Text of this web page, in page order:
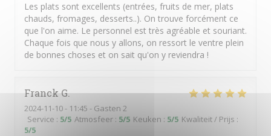
Les plats sont excellents (entrées, fruits de mer, plats
chauds, fromages, desserts..). On trouve forcément ce
que l'on aime. Le personnel est très agréable et souriant.
Chaque fois que nous y allons, on ressort le ventre plein
de bonnes choses et on sait qu'on y reviendra !
FranckG
2024-11-10- 11:45 - Gasten 2
Service : 5/5 Atmosfeer : 5/5 Keuken : 5/5 Kwaliteit / Prijs :
5/5